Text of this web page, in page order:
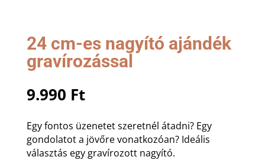
24 cm-es nagyító ajándék
gravírozással
9.990 Ft
Egy fontos üzenetet szeretnél átadni? Egy
gondolatot a jövőre vonatkozóan? Ideális
választás egy gravírozott nagyító.